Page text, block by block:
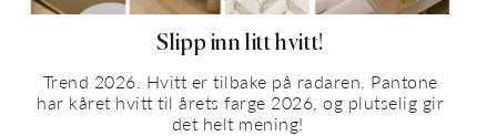
Slipp inn litt hvitt!
Trend 2026. Hvitt er tilbake på radaren. Pantone
har kåret hvitt til årets farge 2026, og plutselig gir
det helt mening!